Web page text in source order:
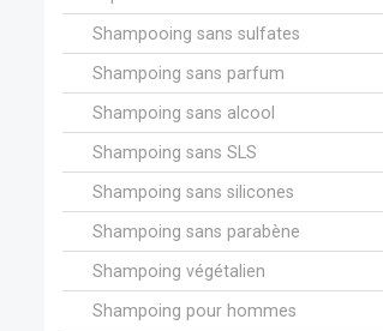
Shampooing sans sulfates
Shampoing sans parfum
Shampoing sans alcool
Shampoing sans SLS
Shampoing sans silicones
Shampoing sans parabène
Shampoing végétalien
Shampoing pour hommes